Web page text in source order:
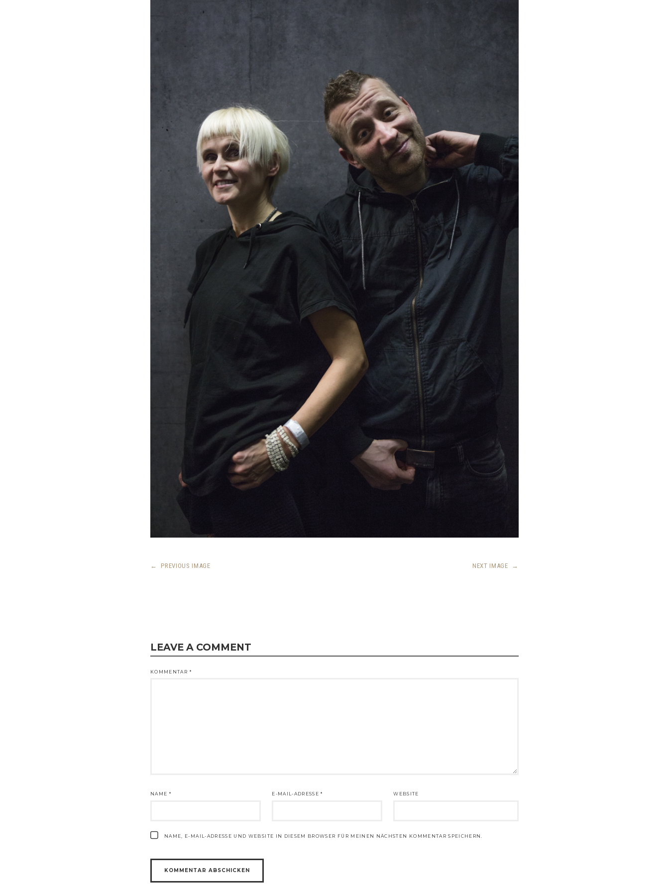
← PREVIOUS IMAGE NEXT IMAGE →
LEAVE A COMMENT
KOMMENTAR *
NAME * E-MAIL-ADRESSE* WEBSITE
NAME, E-MAIL-ADRESSE UND WEBSITE IN DIESEM BROWSER FÜR MEINEN NÄCHSTEN KOMMENTAR SPEICHERN.